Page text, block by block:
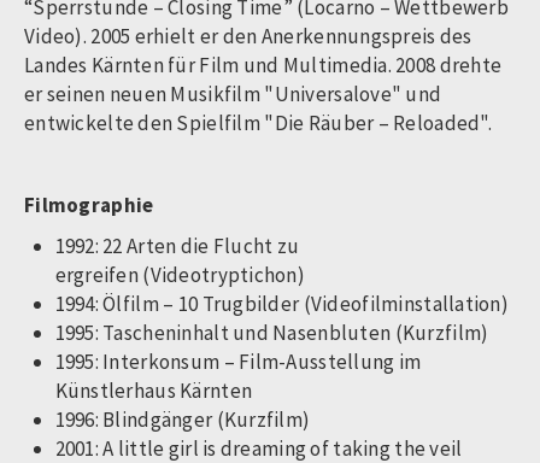
“Sperrstunde – Closing Time” (Locarno – Wettbewerb
Video). 2005 erhielt er den Anerkennungspreis des
Landes Kärnten für Film und Multimedia. 2008 drehte
er seinen neuen Musikfilm "Universalove" und
entwickelte den Spielfilm "Die Räuber – Reloaded".
Filmographie
1992: 22 Arten die Flucht zu
ergreifen (Videotryptichon)
1994: Ölfilm – 10 Trugbilder (Videofilminstallation)
1995: Tascheninhalt und Nasenbluten (Kurzfilm)
1995: Interkonsum – Film-Ausstellung im
Künstlerhaus Kärnten
1996: Blindgänger (Kurzfilm)
2001: A little girl is dreaming of taking the veil